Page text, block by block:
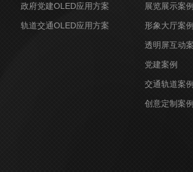
政府党建OLED应用方案
轨道交通OLED应用方案
展览展示案例
形象大厅案例
透明屏互动
党建案例
交通轨道案例
创意定制案例